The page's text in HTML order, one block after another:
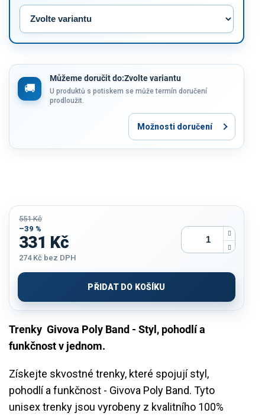
Můžeme doručit do:Zvolte variantu
U produktů s potiskem se může termín doručení
prodloužit.
Možnosti doručení
Trenky Givova Poly Band - Styl, pohodlí a
funkčnost v jednom.
Získejte skvostné trenky, které spojují styl,
pohodlí a funkčnost - Givova Poly Band. Tyto
unisex trenky jsou vyrobeny z kvalitního 100%
551 Kč
–39 %
331 Kč
274 Kč bez DPH
cena:
PŘIDAT DO KOŠÍKU